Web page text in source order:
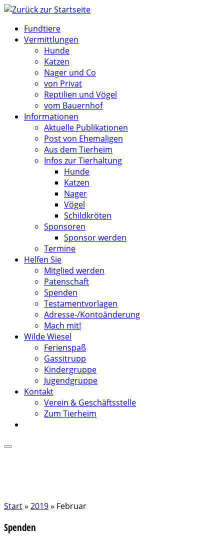
Zum
springenFundtiere
Vermittlungen
Hunde
Katzen
Nager und Co
von Privat
Reptilien und Vögel
vom Bauernhof
Informationen
Aktuelle Publikationen
Post von Ehemaligen
Aus dem Tierheim
Infos zur Tierhaltung
Hunde
Katzen
Nager
Vögel
Schildkröten
Sponsoren
Sponsor werden
Termine
Helfen Sie
Mitglied werden
Patenschaft
Spenden
Testamentvorlagen
Adresse-/Kontoänderung
Mach mit!
Wilde Wiesel
Ferienspaß
Gassitrupp
Kindergruppe
Jugendgruppe
Kontakt
Verein & Geschäftsstelle
Zum Tierheim
Start» 2019» Februar
Spenden